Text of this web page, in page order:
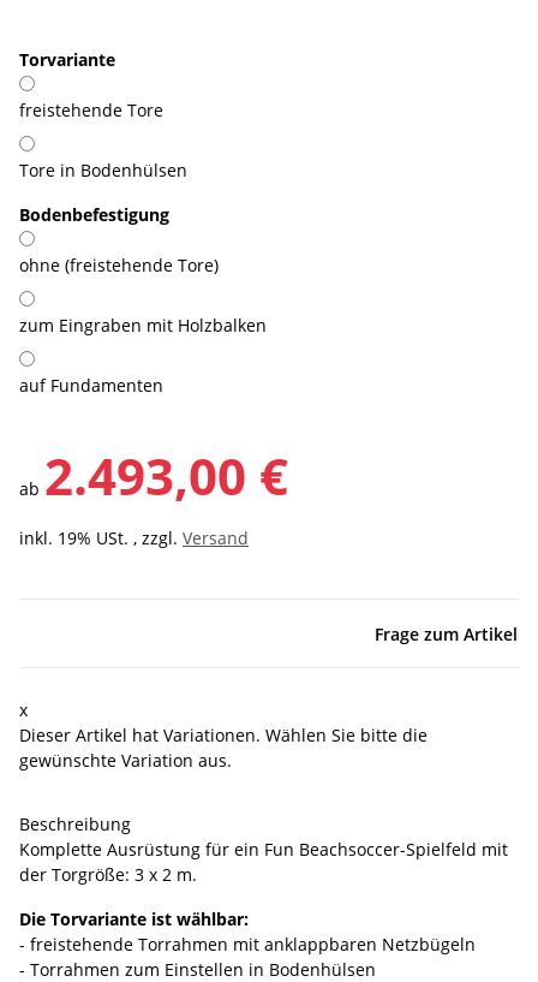
Torvariante
freistehende Tore
Tore in Bodenhülsen
Bodenbefestigung
ohne (freistehende Tore)
zum Eingraben mit Holzbalken
auf Fundamenten
ab 2.493,00 €
inkl. 19% USt. , zzgl. Versand
Frage zum Artikel
x
Dieser Artikel hat Variationen. Wählen Sie bitte die
gewünschte Variation aus.
Beschreibung
Komplette Ausrüstung für ein Fun Beachsoccer-Spielfeld mit
der Torgröße: 3 x 2 m.
Die Torvariante ist wählbar:
- freistehende Torrahmen mit anklappbaren Netzbügeln
- Torrahmen zum Einstellen in Bodenhülsen